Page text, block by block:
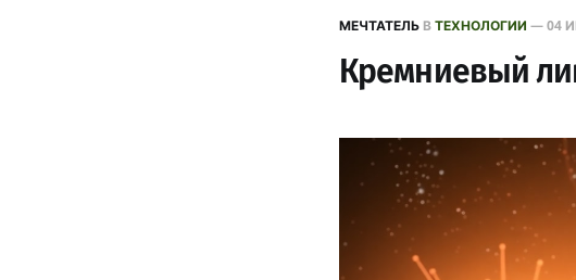
МЕЧТАТЕЛЬ ВТЕХНОЛОГИИ —04
Кремниевый